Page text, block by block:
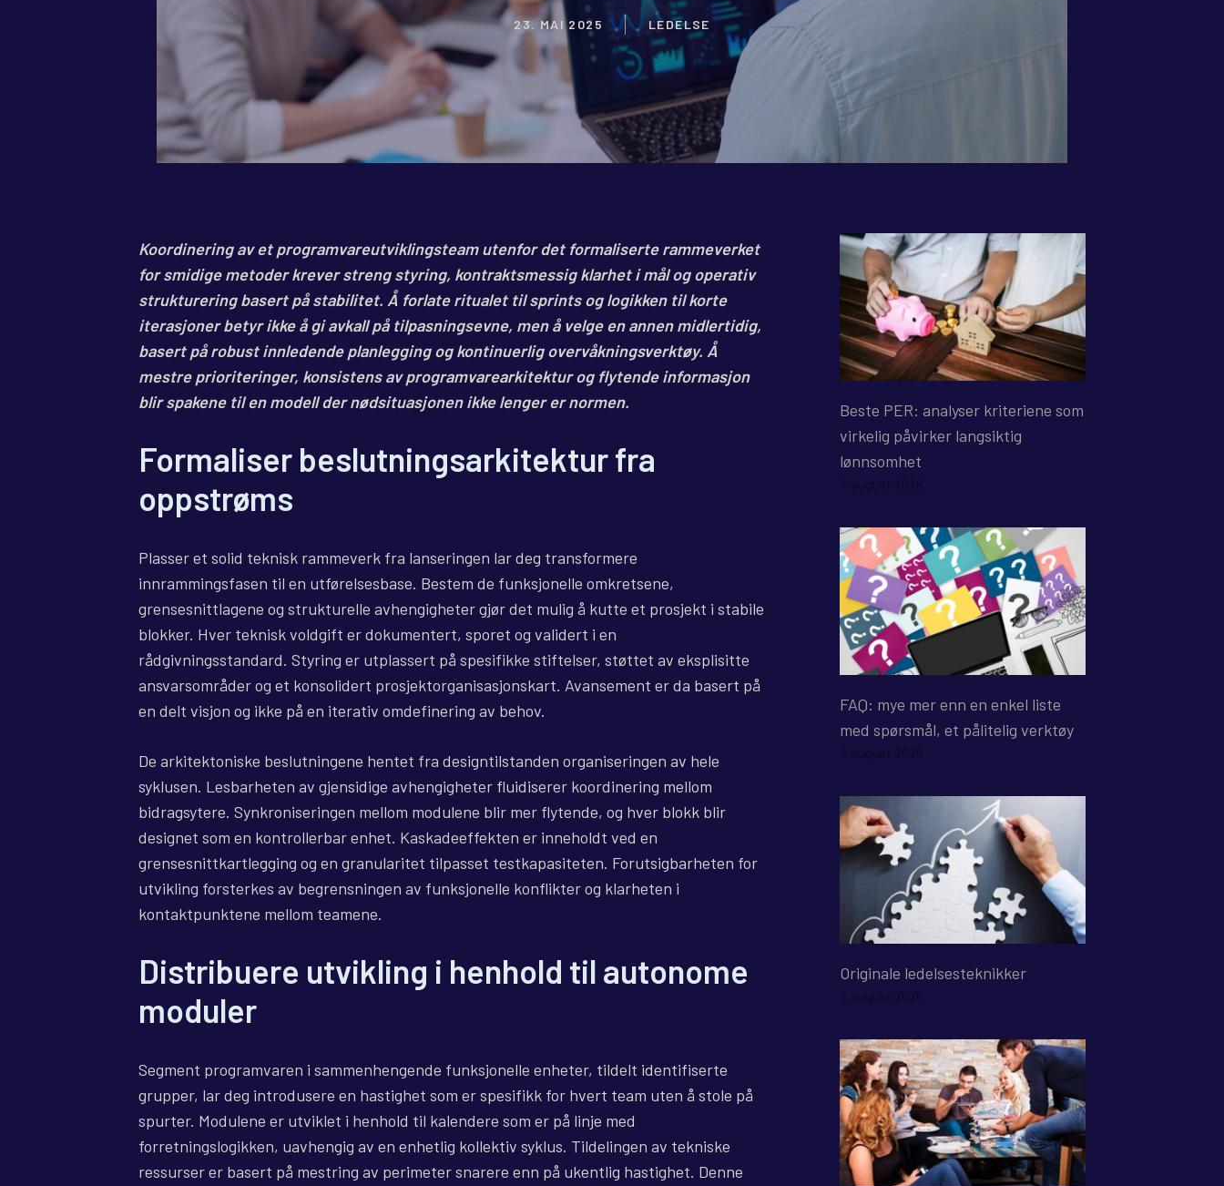
23. MAI 2025 LEDELSE
Koordinering av et programvareutviklingsteam utenfor det formaliserte rammeverket
for smidige metoder krever streng styring, kontraktsmessig klarhet i mål og operativ
strukturering basert på stabilitet. Å forlate ritualet til sprints og logikken til korte
iterasjoner betyr ikke å gi avkall på tilpasningsevne, men å velge en annen midlertidig,
basert på robust innledende planlegging og kontinuerlig overvåkningsverktøy. Å
mestre prioriteringer, konsistens av programvarearkitektur og flytende informasjon
blir spakene til en modell der nødsituasjonen ikke lenger er normen.
Formaliser beslutningsarkitektur fra
oppstrøms
Plasser et solid teknisk rammeverk fra lanseringen lar deg transformere
innrammingsfasen til en utførelsesbase. Bestem de funksjonelle omkretsene,
grensesnittlagene og strukturelle avhengigheter gjør det mulig å kutte et prosjekt i stabile
blokker. Hver teknisk voldgift er dokumentert, sporet og validert i en
rådgivningsstandard. Styring er utplassert på spesifikke stiftelser, støttet av eksplisitte
ansvarsområder og et konsolidert prosjektorganisasjonskart. Avansement er da basert på
en delt visjon og ikke på en iterativ omdefinering av behov.
De arkitektoniske beslutningene hentet fra designtilstanden organiseringen av hele
syklusen. Lesbarheten av gjensidige avhengigheter fluidiserer koordinering mellom
bidragsytere. Synkroniseringen mellom modulene blir mer flytende, og hver blokk blir
designet som en kontrollerbar enhet. Kaskadeeffekten er inneholdt ved en
grensesnittkartlegging og en granularitet tilpasset testkapasiteten. Forutsigbarheten for
utvikling forsterkes av begrensningen av funksjonelle konflikter og klarheten i
kontaktpunktene mellom teamene.
Distribuere utvikling i henhold til autonome
moduler
Segment programvaren i sammenhengende funksjonelle enheter, tildelt identifiserte
grupper, lar deg introdusere en hastighet som er spesifikk for hvert team uten å stole på
spurter. Modulene er utviklet i henhold til kalendere som er på linje med
forretningslogikken, uavhengig av en enhetlig kollektiv syklus. Tildelingen av tekniske
ressurser er basert på mestring av perimeter snarere enn på ukentlig hastighet. Denne
Beste PER: analyser kriteriene som
virkelig påvirker langsiktig
lønnsomhet
7. august 2026
FAQ: mye mer enn en enkel liste
med spørsmål, et pålitelig verktøy
7. august 2026
Originale ledelsesteknikker
7. august 2026